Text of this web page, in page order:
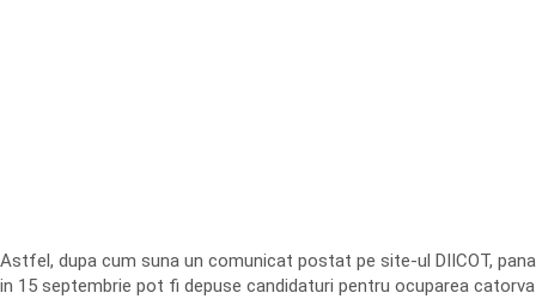
Astfel, dupa cum suna un comunicat postat pe site-ul DIICOT, pana
in 15 septembrie pot fi depuse candidaturi pentru ocuparea catorva